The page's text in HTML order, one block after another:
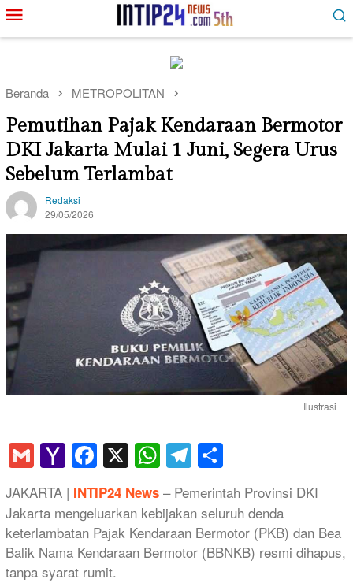
ke
kontenMobile
Beranda METROPOLITAN
Pemutihan Pajak Kendaraan Bermotor
DKI Jakarta Mulai 1 Juni, Segera Urus
Sebelum Terlambat
Redaksi
29/05/2026
Ilustrasi
GmailYahoo
Mail
Facebook
X WhatsApp
Telegram
JAKARTA | INTIP24 News – Pemerintah Provinsi DKI
Jakarta mengeluarkan kebijakan seluruh denda
keterlambatan Pajak Kendaraan Bermotor (PKB) dan Bea
Balik Nama Kendaraan Bermotor (BBNKB) resmi dihapus,
tanpa syarat rumit.